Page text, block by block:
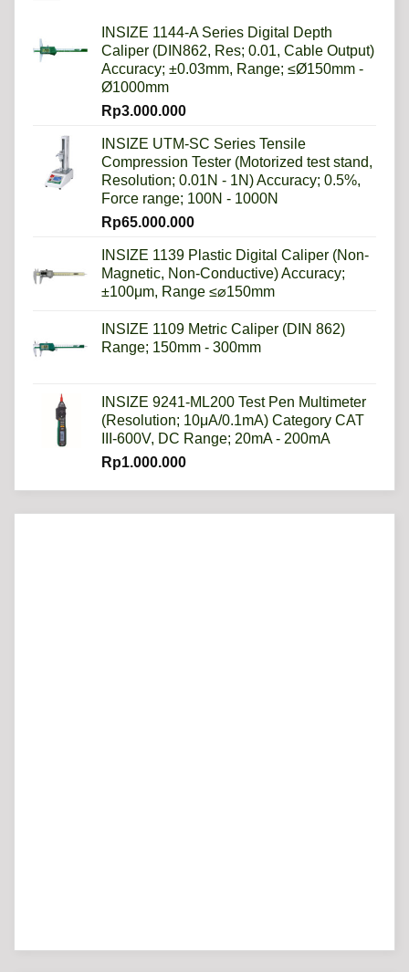
INSIZE 1144-A Series Digital Depth
Caliper (DIN862, Res; 0.01, Cable Output)
Accuracy; ±0.03mm, Range; ≤Ø150mm -
Ø1000mm
Rp3.000.000
INSIZE UTM-SC Series Tensile
Compression Tester (Motorized test stand,
Resolution; 0.01N - 1N) Accuracy; 0.5%,
Force range; 100N - 1000N
Rp65.000.000
INSIZE 1139 Plastic Digital Caliper (Non-
Magnetic, Non-Conductive) Accuracy;
±100μm, Range ≤⌀150mm
INSIZE 1109 Metric Caliper (DIN 862)
Range; 150mm - 300mm
INSIZE 9241-ML200 Test Pen Multimeter
(Resolution; 10μA/0.1mA) Category CAT
III-600V, DC Range; 20mA - 200mA
Rp1.000.000